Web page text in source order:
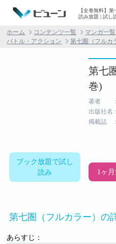
【全巻無料】
読み放題 | 試し
ホーム コンテンツ一覧 マンガ一覧
バトル・アクション
第七圏（フルカ
ブック放題で試し
読み
第七
巻)
著者 ：
出版社名
掲載誌
1ヶ
第七圏（フルカラー）の
あらすじ：